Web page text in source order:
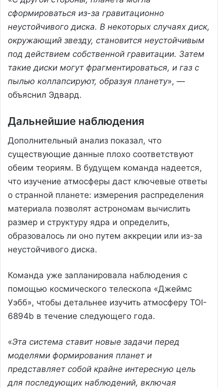
сформироваться из-за гравитационно
неустойчивого диска. В некоторых случаях диск,
окружающий звезду, становится неустойчивым
под действием собственной гравитации. Затем
такие диски могут фрагментироваться, и газ с
пылью коллапсируют, образуя планету», —
объяснил Эдвард.
Дальнейшие наблюдения
Дополнительный анализ показал, что
существующие данные плохо соответствуют
обеим теориям. В будущем команда надеется,
что изучение атмосферы даст ключевые ответы
о странной планете: измерения распределения
материала позволят астрономам вычислить
размер и структуру ядра и определить,
образовалось ли оно путем аккреции или из-за
неустойчивого диска.
Команда уже запланировала наблюдения с
помощью космического телескопа «Джеймс
Уэбб», чтобы детальнее изучить атмосферу TOI-
6894b в течение следующего года.
«Эта система ставит новые задачи перед
моделями формирования планет и
представляет собой крайне интересную цель
для последующих наблюдений, включая